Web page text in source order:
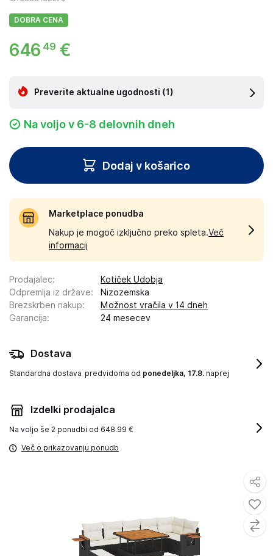
DOBRA CENA
646 49 €
Preverite aktualne ugodnosti (1)
Na voljo v 6-8 delovnih dneh
Dodaj v košarico
Marketplace ponudba
Nakup je mogoč izključno preko spleta.Več
informacij
Prodajalec:
Kotiček Udobja
Odpremlja iz države:
Nizozemska
Brezskrben nakup:
Možnost vračila v 14 dneh
Garancija: 24 mesecev
Dostava
Standardna dostava predvidoma od ponedeljka, 17.8. naprej
Izdelki prodajalca
Na voljo še 2 ponudbi od 648.99 €
Več o prikazovanju ponudb